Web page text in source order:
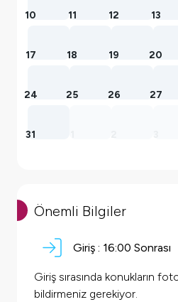
10 11 12 13
17 18 19 20
24 25 26 27
31
Önemli Bilgiler
Giriş : 16:00 Sonrası
Giriş sırasında konukların
bildirmeniz gerekiyor.